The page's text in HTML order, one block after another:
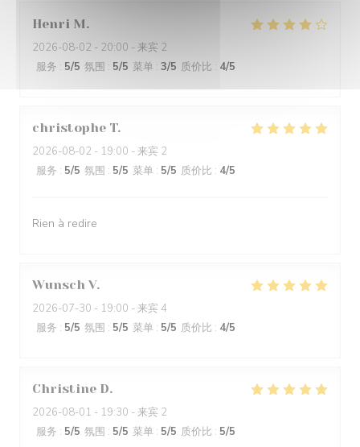
Henri M
2026-08-02 - 20:00 - 来宾 2
服务 : 5/5 氛围 : 5/5 菜单 : 3/5 质价比 : 4/5
christophe T
2026-08-02 - 19:00 - 来宾 2
服务 : 5/5 氛围 : 5/5 菜单 : 5/5 质价比 : 4/5
Rien à redire
Wunsch V
2026-07-30 - 19:00 - 来宾 4
服务 : 5/5 氛围 : 5/5 菜单 : 5/5 质价比 : 4/5
Christine D
2026-08-01 - 19:30 - 来宾 2
服务 : 5/5 氛围 : 5/5 菜单 : 5/5 质价比 : 5/5